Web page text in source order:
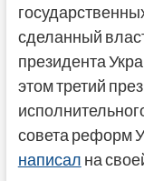
сделанный
президента
этом третий
совета реформ
написал на